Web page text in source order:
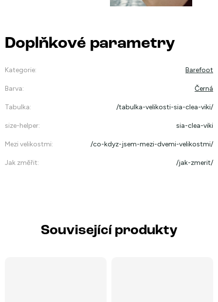
Doplňkové parametry
Kategorie: Barefoot
Barva: Černá
Tabulka: /tabulka-velikosti-sia-clea-viki/
size-helper: sia-clea-viki
Mezi velikostmi: /co-kdyz-jsem-mezi-dvemi-velikostmi/
Jak změřit: /jak-zmerit/
Související produkty